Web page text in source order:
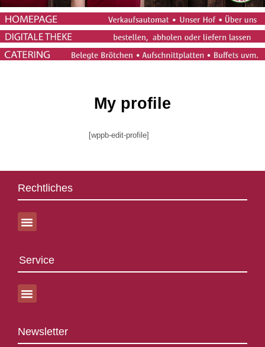
My profile
[wppb-edit-profile]
Rechtliches
Service
Newsletter